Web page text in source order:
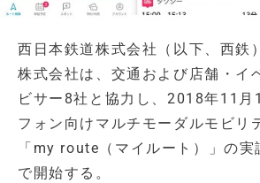
西日本鉄道株式会社（以下、西鉄
株式会社は、交通および店舗・イ
ビサー8社と協力し、2018年11月
フォン向けマルチモーダルモビリ
「my route（マイルート）」の
で開始する。